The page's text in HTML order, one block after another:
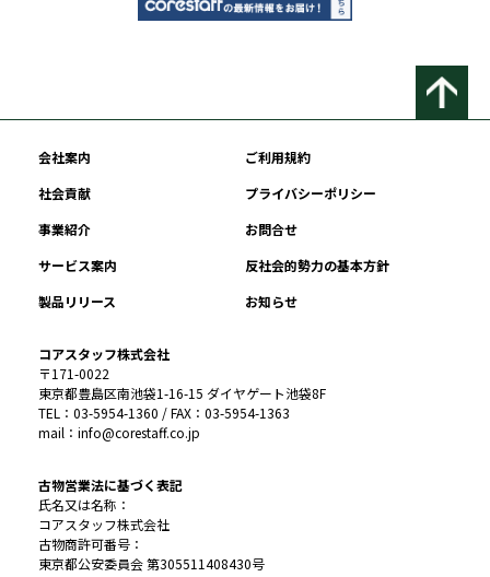
会社案内
ご利用規約
社会貢献
プライバシーポリシー
事業紹介
お問合せ
サービス案内
反社会的勢力の基本方針
製品リリース
お知らせ
コアスタッフ株式会社
〒171-0022
東京都豊島区南池袋1-16-15 ダイヤゲート池袋8F
TEL：03-5954-1360 / FAX：03-5954-1363
mail：info@corestaff.co.jp
古物営業法に基づく表記
氏名又は名称：
コアスタッフ株式会社
古物商許可番号：
東京都公安委員会 第305511408430号